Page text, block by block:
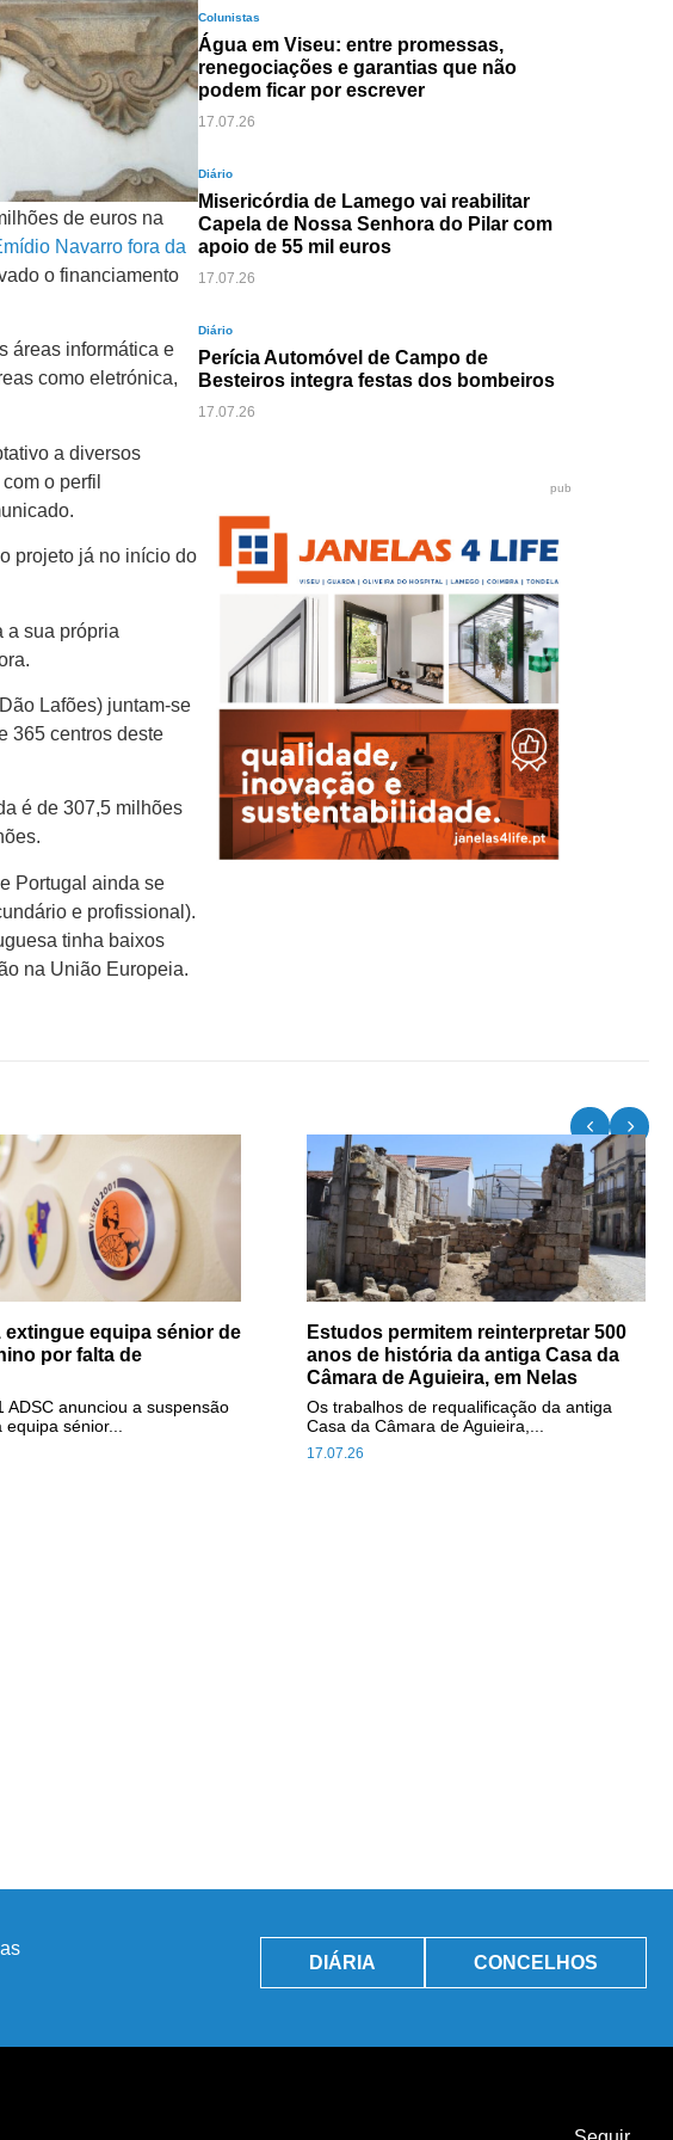
de euros na
Navarro fora da
o financiamento
áreas informática e
como eletrónica,
a diversos
o perfil
projeto já no início do
a sua própria
Lafões) juntam-se
365 centros deste
é de 307,5 milhões
Portugal ainda se
e profissional).
tinha baixos
na União Europeia.
Colunistas
Água em Viseu: entre promessas,
renegociações e garantias que não
podem ficar por escrever
17.07.26
Diário
Misericórdia de Lamego vai reabilitar
Capela de Nossa Senhora do Pilar com
apoio de 55 mil euros
17.07.26
Diário
Perícia Automóvel de Campo de
Besteiros integra festas dos bombeiros
17.07.26
pub
extingue equipa sénior de
por falta de
ADSC anunciou a suspensão
sénior...
Estudos permitem reinterpretar 500
anos de história da antiga Casa da
Câmara de Aguieira, em Nelas
17.07.26
Os trabalhos de requalificação da antiga
Casa da Câmara de Aguieira,...
DIÁRIA CONCELHOS